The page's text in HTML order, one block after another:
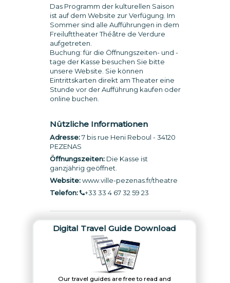
Das Programm der kulturellen Saison
ist auf dem Website zur Verfügung. Im
Sommer sind alle Aufführungen in dem
Freilufttheater Théâtre de Verdure
aufgetreten.
Buchung: für die Öffnungszeiten- und -
tage der Kasse besuchen Sie bitte
unsere Website. Sie können
Eintrittskarten direkt am Theater eine
Stunde vor der Aufführung kaufen oder
online buchen.
Nützliche Informationen
Adresse:7 bis rue Heni Reboul - 34120
PEZENAS
Öffnungszeiten:Die Kasse ist
ganzjährig geöffnet.
Website: www.ville-pezenas.fr/theatre
Telefon:
+33 33 4 67 32 59 23
Digital Travel Guide Download
Our travel guides are free to read and